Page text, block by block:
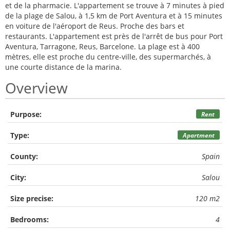
et de la pharmacie. L'appartement se trouve à 7 minutes à pied
de la plage de Salou, à 1,5 km de Port Aventura et à 15 minutes
en voiture de l'aéroport de Reus. Proche des bars et
restaurants. L'appartement est près de l'arrêt de bus pour Port
Aventura, Tarragone, Reus, Barcelone. La plage est à 400
mètres, elle est proche du centre-ville, des supermarchés, à
une courte distance de la marina.
Overview
Purpose: Rent
Type: Apartment
County: Spain
City: Salou
Size precise: 120 m2
Bedrooms: 4